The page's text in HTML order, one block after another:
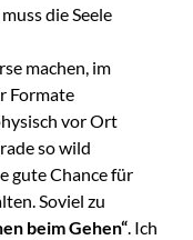
die Seele
machen, im
Formate
vor Ort
so wild
gute Chance für
Soviel zu
beim Gehen“. Ich